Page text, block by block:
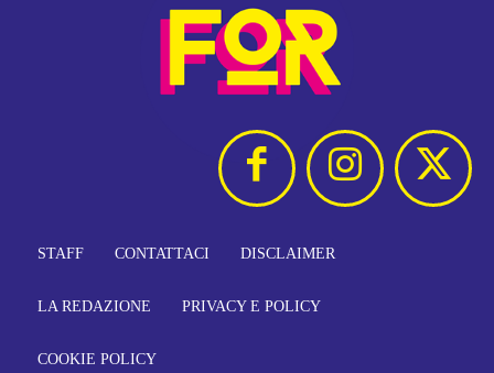
STAFF CONTATTACI DISCLAIMER
LA REDAZIONE PRIVACY E POLICY
COOKIE POLICY